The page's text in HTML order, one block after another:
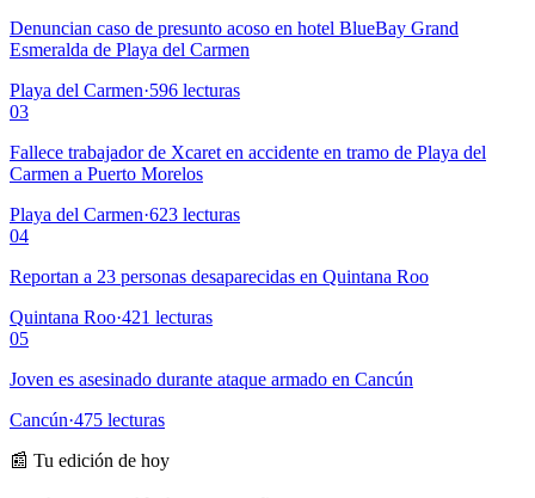
Denuncian caso de presunto acoso en hotel BlueBay Grand
Esmeralda de Playa del Carmen
Playa del Carmen·596 lecturas
03
Fallece trabajador de Xcaret en accidente en tramo de Playa del
Carmen a Puerto Morelos
Playa del Carmen·623 lecturas
04
Reportan a 23 personas desaparecidas en Quintana Roo
Quintana Roo·421 lecturas
05
Joven es asesinado durante ataque armado en Cancún
Cancún·475 lecturas
📰 Tu edición de hoy